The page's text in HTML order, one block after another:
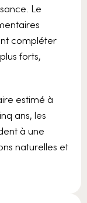
Le
compléter
forts,
estimé à
ans, les
à une
naturelles et